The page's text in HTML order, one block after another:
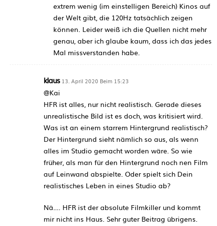
extrem wenig (im einstelligen Bereich) Kinos auf
der Welt gibt, die 120Hz tatsächlich zeigen
können. Leider weiß ich die Quellen nicht mehr
genau, aber ich glaube kaum, dass ich das jedes
Mal missverstanden habe.
klaus 13. April 2020 Beim 15:23
@Kai
HFR ist alles, nur nicht realistisch. Gerade dieses
unrealistische Bild ist es doch, was kritisiert wird.
Was ist an einem starrem Hintergrund realistisch?
Der Hintergrund sieht nämlich so aus, als wenn
alles im Studio gemacht worden wäre. So wie
früher, als man für den Hintergrund noch nen Film
auf Leinwand abspielte. Oder spielt sich Dein
realistisches Leben in eines Studio ab?
Nä…. HFR ist der absolute Filmkiller und kommt
mir nicht ins Haus. Sehr guter Beitrag übrigens.